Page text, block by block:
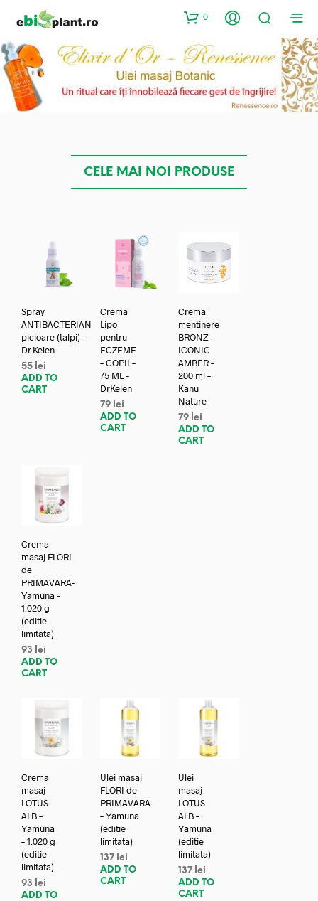
0
CELE MAI NOI PRODUSE
Spray
ANTIBACTERIAN
picioare (talpi) –
Dr.Kelen
55 lei
ADD TO
CART
Crema
Lipo
pentru
ECZEME
– COPII –
75 ML –
DrKelen
79 lei
ADD TO
CART
Crema
mentinere
BRONZ –
ICONIC
AMBER –
200 ml –
Kanu
Nature
79 lei
ADD TO
CART
Crema
masaj FLORI
de
PRIMAVARA-
Yamuna –
1.020 g
(editie
limitata)
93
lei
ADD TO
CART
Crema
masaj
LOTUS
ALB –
Yamuna
– 1.020 g
(editie
limitata)
93
lei
ADD TO
Ulei masaj
FLORI de
PRIMAVARA
– Yamuna
(editie
limitata)
137 lei
ADD TO
CART
Ulei
masaj
LOTUS
ALB –
Yamuna
(editie
limitata)
137 lei
ADD TO
CART